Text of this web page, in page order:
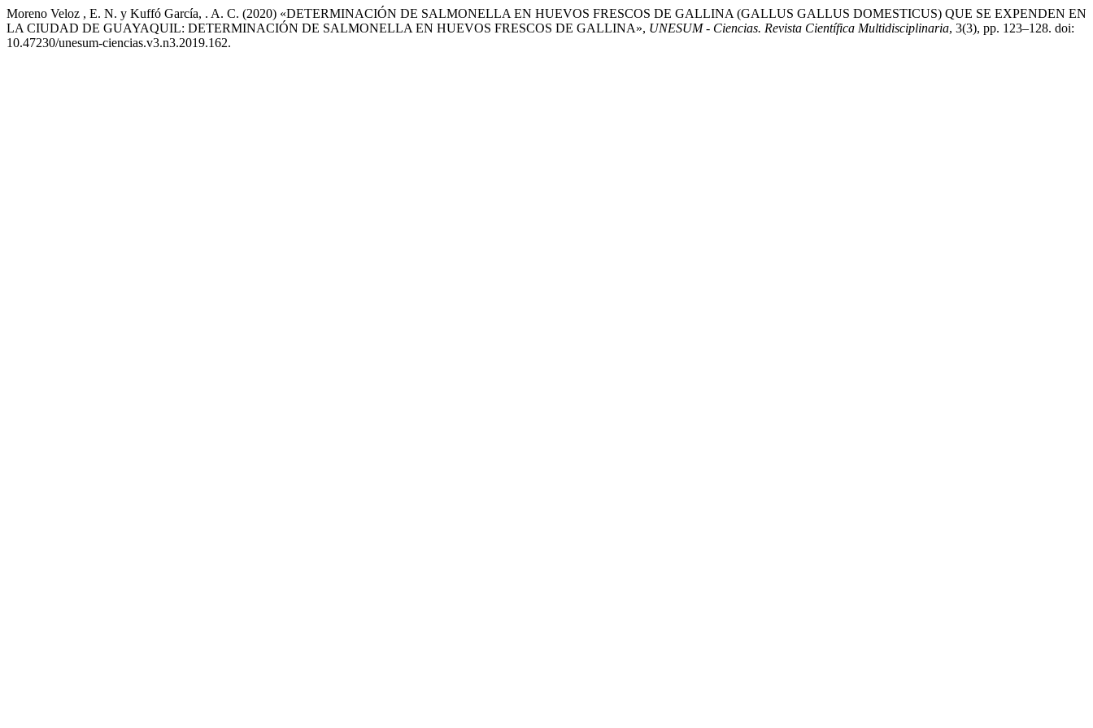
Moreno Veloz , E. N. y Kuffó Garcí­a, . A. C. (2020) «DETERMINACIÓN DE SALMONELLA EN HUEVOS FRESCOS DE GALLINA (GALLUS GALLUS DOMESTICUS) QUE SE EXPENDEN EN
LA CIUDAD DE GUAYAQUIL: DETERMINACIÓN DE SALMONELLA EN HUEVOS FRESCOS DE GALLINA», UNESUM - Ciencias. Revista Científica Multidisciplinaria, 3(3), pp. 123–128. doi:
10.47230/unesum-ciencias.v3.n3.2019.162.